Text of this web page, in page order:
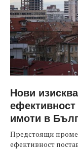
Нови
имоти в
Предстоящи
ефективност